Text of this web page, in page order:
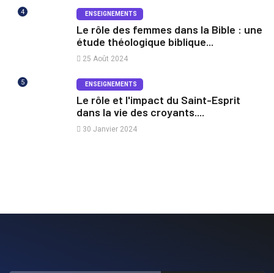
4 ENSEIGNEMENTS
Le rôle des femmes dans la Bible : une
étude théologique biblique...
25 Août 2024
5 ENSEIGNEMENTS
Le rôle et l'impact du Saint-Esprit
dans la vie des croyants....
30 Janvier 2024